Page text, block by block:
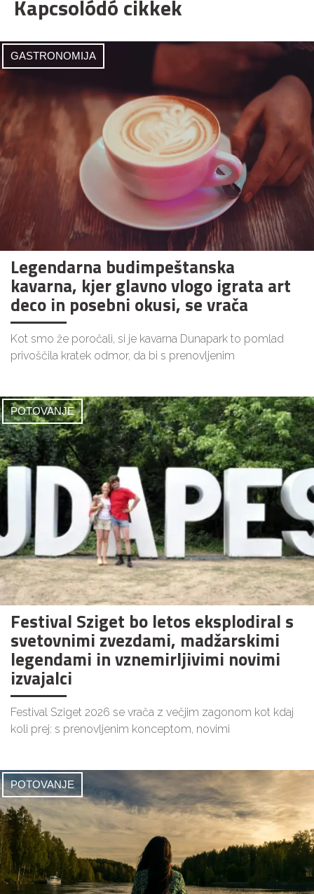
Kapcsolódó cikkek
GASTRONOMIJA
Legendarna budimpeštanska
kavarna, kjer glavno vlogo igrata art
deco in posebni okusi, se vrača
Kot smo že poročali, si je kavarna Dunapark to pomlad
privoščila kratek odmor, da bi s prenovljenim
POTOVANJE
Festival Sziget bo letos eksplodiral s
svetovnimi zvezdami, madžarskimi
legendami in vznemirljivimi novimi
izvajalci
Festival Sziget 2026 se vrača z večjim zagonom kot kdaj
koli prej: s prenovljenim konceptom, novimi
POTOVANJE